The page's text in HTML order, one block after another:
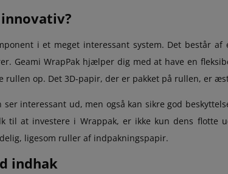
i et meget interessant system. Det består
Geami WrapPak hjælper dig med at have en
rullen op. Det 3D-papir, der er pakket på rullen, er
ser interessant ud, men også kan sikre god
til at investere i Wrappak, er ikke kun dens flotte
ligesom ruller af indpakningspapir.
indhak